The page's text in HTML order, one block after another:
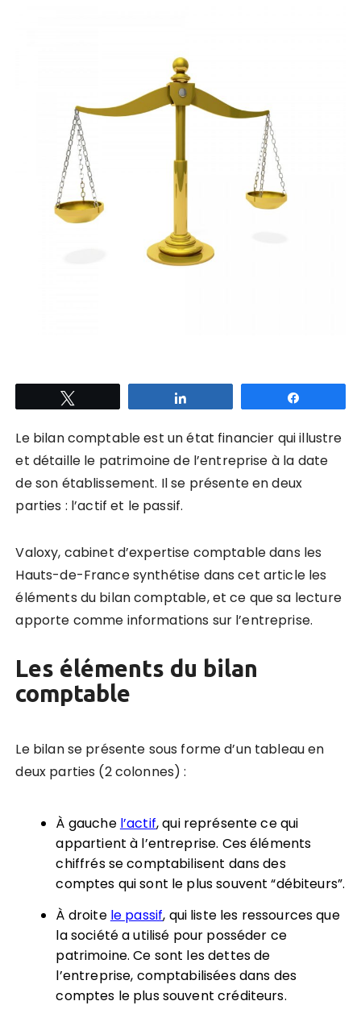
Le bilan comptable est un état financier qui illustre
et détaille le patrimoine de l’entreprise à la date
de son établissement. Il se présente en deux
parties : l’actif et le passif.
Valoxy, cabinet d’expertise comptable dans les
Hauts-de-France synthétise dans cet article les
éléments du bilan comptable, et ce que sa lecture
apporte comme informations sur l’entreprise.
Les éléments du bilan
comptable
Le bilan se présente sous forme d’un tableau en
deux parties (2 colonnes) :
À gauche l’actif, qui représente ce qui
appartient à l’entreprise. Ces éléments
chiffrés se comptabilisent dans des
comptes qui sont le plus souvent “débiteurs”.
À droite le passif, qui liste les ressources que
la société a utilisé pour posséder ce
patrimoine. Ce sont les dettes de
l’entreprise, comptabilisées dans des
comptes le plus souvent créditeurs.